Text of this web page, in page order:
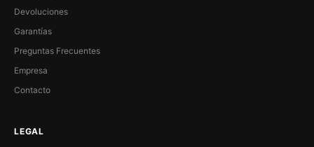
Devoluciones
Garantías
Preguntas Frecuentes
Empresa
Contacto
LEGAL